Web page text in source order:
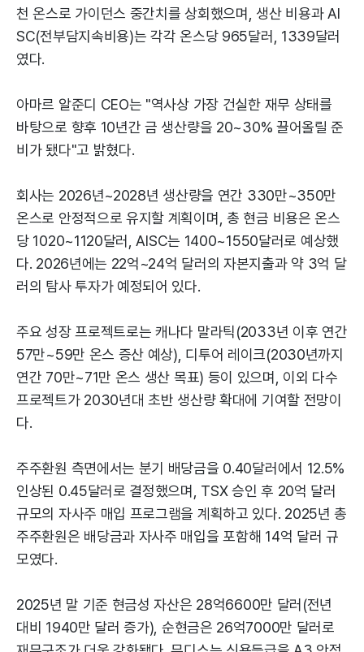
천 온스로 가이던스 중간치를 상회했으며, 생산 비용과 AI
SC(전부담지속비용)는 각각 온스당 965달러, 1339달러
였다.
아마르 알준디 CEO는 "역사상 가장 건실한 재무 상태를
바탕으로 향후 10년간 금 생산량을 20~30% 끌어올릴 준
비가 됐다"고 밝혔다.
회사는 2026년~2028년 생산량을 연간 330만~350만
온스로 안정적으로 유지할 계획이며, 총 현금 비용은 온스
당 1020~1120달러, AISC는 1400~1550달러로 예상했
다. 2026년에는 22억~24억 달러의 자본지출과 약 3억 달
러의 탐사 투자가 예정되어 있다.
주요 성장 프로젝트로는 캐나다 말라틱(2033년 이후 연간
57만~59만 온스 증산 예상), 디투어 레이크(2030년까지
연간 70만~71만 온스 생산 목표) 등이 있으며, 이외 다수
프로젝트가 2030년대 초반 생산량 확대에 기여할 전망이
다.
주주환원 측면에서는 분기 배당금을 0.40달러에서 12.5%
인상된 0.45달러로 결정했으며, TSX 승인 후 20억 달러
규모의 자사주 매입 프로그램을 계획하고 있다. 2025년 총
주주환원은 배당금과 자사주 매입을 포함해 14억 달러 규
모였다.
2025년 말 기준 현금성 자산은 28억6600만 달러(전년
대비 1940만 달러 증가), 순현금은 26억7000만 달러로